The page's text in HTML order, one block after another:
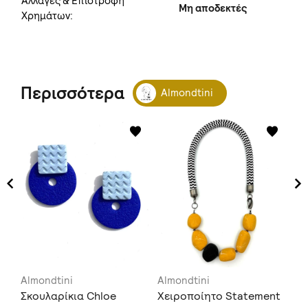
Χρημάτων:
Μη αποδεκτές
Περισσότερα Almondtini
Almondtini
Σκουλαρίκια Chloe
Almondtini
Χειροποίητο Statement